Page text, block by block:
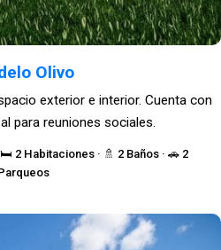
Olivo
2 Habitaciones · 🚿 2 Baños · 🚗 2
exterior e interior. Cuenta con
para reuniones sociales.